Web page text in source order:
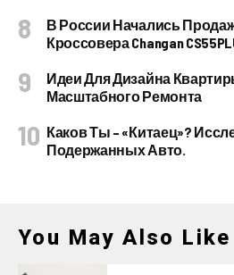
В России Начались
Кроссовера Changan
Идеи Для Дизайна
Масштабного Ремонта
Каков Ты – «китаец»?
Подержанных Авто.
You May Also Like